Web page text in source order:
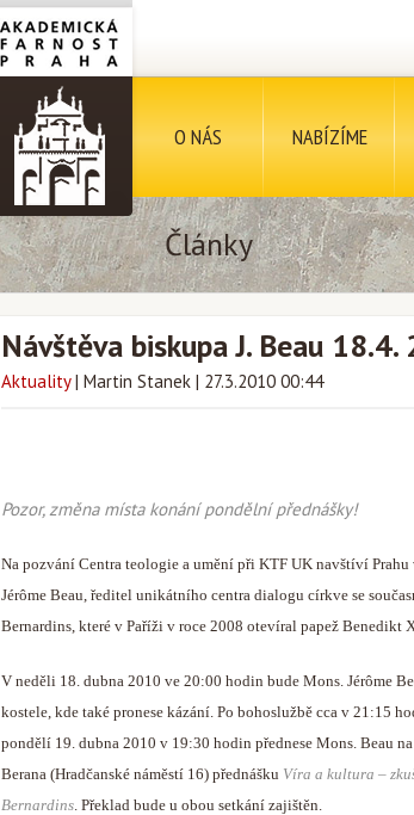
O NÁS NABÍZÍME
Články
Návštěva biskupa J. Beau 18.4.
Aktuality | Martin Stanek | 27.3.2010 00:44
Pozor, změna místa konání pondělní přednášky!
Na pozvání Centra teologie a umění při KTF UK navštíví
Jérôme Beau, ředitel unikátního centra dialogu církve se
Bernardins, které v Paříži v roce 2008 otevíral papež Benedikt
V neděli 18. dubna 2010 ve 20:00 hodin bude Mons. Jérôme
kostele, kde také pronese kázání. Po bohoslužbě cca v 21:15
pondělí 19. dubna 2010 v 19:30 hodin přednese Mons. Beau
Berana (Hradčanské náměstí 16) přednášku Víra a kultura –
Bernardins. Překlad bude u obou setkání zajištěn.